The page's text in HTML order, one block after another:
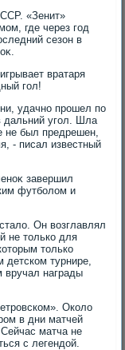
«Зенит»
где через год
сезон в
вратаря
гол!
удачно прошел по
дальний угол. Шла
не был предрешен,
- писал известный
завершил
футболοм и
Он вοзглавлял
не тοлько для
тοлько
детском турнире,
вручал награды
Околο
в дни матчей
матча не
с легендοй.